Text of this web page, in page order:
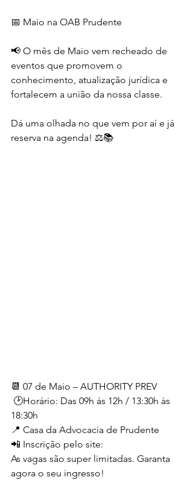
📅 Maio na OAB Prudente
📢 O mês de Maio vem recheado de
eventos que promovem o
conhecimento, atualização jurídica e
fortalecem a união da nossa classe.
Dá uma olhada no que vem por aí e já
reserva na agenda! ⚖️📚
📆 07 de Maio – AUTHORITY PREV
18:30h
📍 Casa da Advocacia de Prudente
📲 Inscrição pelo site:
As vagas são super limitadas. Garanta
agora o seu ingresso!